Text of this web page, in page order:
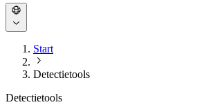
Start
Detectietools
Detectietools